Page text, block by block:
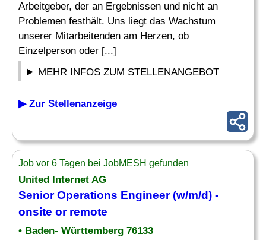
Arbeitgeber, der an Ergebnissen und nicht an
Problemen festhält. Uns liegt das Wachstum
unserer Mitarbeitenden am Herzen, ob
Einzelperson oder [...]
MEHR INFOS ZUM STELLENANGEBOT
▶ Zur Stellenanzeige
Job vor 6 Tagen bei JobMESH gefunden
United Internet AG
SeniorOperations Engineer(w/m/d) -
onsite or remote
• Baden- Württemberg 76133